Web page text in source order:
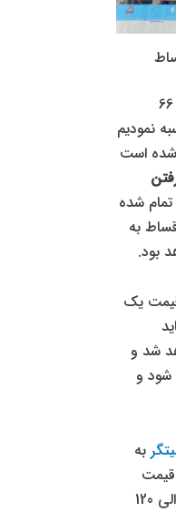
در محاسبه قیمت تمام شده در بالا متری 66
نمودیم
شده است
شده
به
بود.
قیمت یک
شد و
و
به
تمام شده برای برج های مشابه بین 100 الی 120